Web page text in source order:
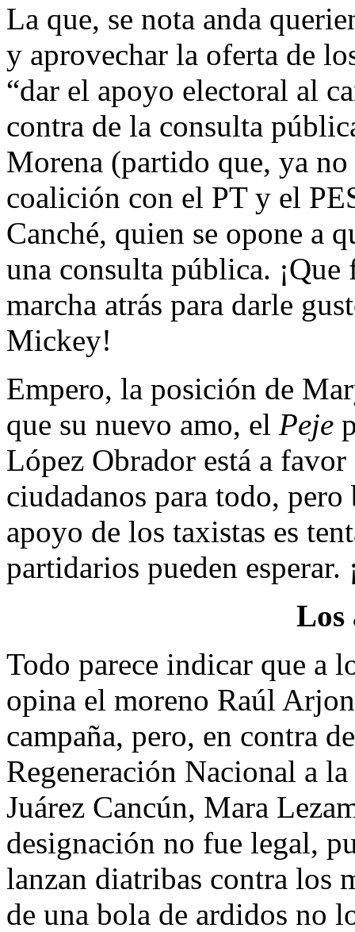
La que, se nota anda
y aprovechar la oferta de
“dar el apoyo electoral al
contra de la consulta
Morena (partido que, ya
coalición con el PT y el
Canché, quien se opone a
una consulta pública.
marcha atrás para darle
Mickey!
Empero, la posición de
que su nuevo amo, el Peje
López Obrador está a
ciudadanos para todo,
apoyo de los taxistas es
partidarios pueden
Los
Todo parece indicar que a
opina el moreno Raúl
campaña, pero, en contra
Regeneración Nacional a
Juárez Cancún, Mara
designación no fue legal,
lanzan diatribas contra los
de una bola de ardidos